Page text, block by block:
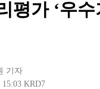
평가 ‘우수
기자
15:03 KRD7